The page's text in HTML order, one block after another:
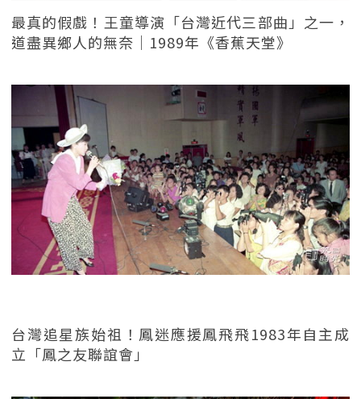
最真的假戲！王童導演「台灣近代三部曲」之一，
道盡異鄉人的無奈｜1989年《香蕉天堂》
台灣追星族始祖！鳳迷應援鳳飛飛1983年自主成
立「鳳之友聯誼會」